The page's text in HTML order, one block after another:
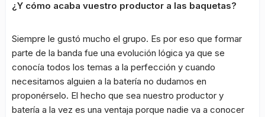
¿Y cómo acaba vuestro productor a las baquetas?
Siempre le gustó mucho el grupo. Es por eso que formar
parte de la banda fue una evolución lógica ya que se
conocía todos los temas a la perfección y cuando
necesitamos alguien a la batería no dudamos en
proponérselo. El hecho que sea nuestro productor y
batería a la vez es una ventaja porque nadie va a conocer